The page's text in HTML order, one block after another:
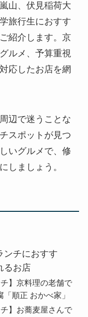
山、伏見稲荷大
旅行生におすす
紹介します。京
ルメ、予算重視
応したお店を網
辺で迷うことな
スポットが見つ
いグルメで、修
しましょう。
ンチにおすす
るお店
】京料理の老舗で
順正 おかべ家」
】お蕎麦屋さんで